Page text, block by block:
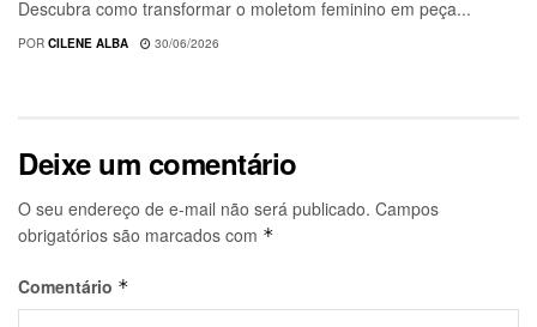
Descubra como transformar o moletom feminino em peça...
POR CILENE ALBA 30/06/2026
Deixe um comentário
O seu endereço de e-mail não será publicado. Campos
obrigatórios são marcados com *
Comentário *